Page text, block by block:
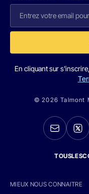
En cliquant sur
© 2026 Talmont
MIEUX NOUS CONNAITRE